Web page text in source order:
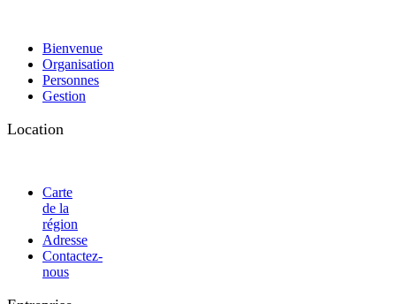
Bienvenue
Organisation
Personnes
Gestion
Location
Carte
de la
région
Adresse
Contactez-
nous